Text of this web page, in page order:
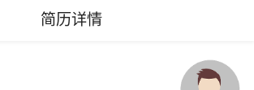
简历详情